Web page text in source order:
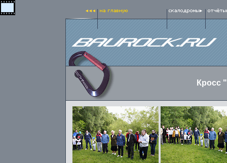
Кросс